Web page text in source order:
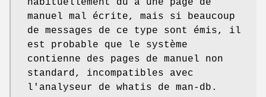
habituellement dû à une page de
manuel mal écrite, mais si beaucoup
de messages de ce type sont émis, il
est probable que le système
contienne des pages de manuel non
standard, incompatibles avec
l'analyseur de whatis de man-db.